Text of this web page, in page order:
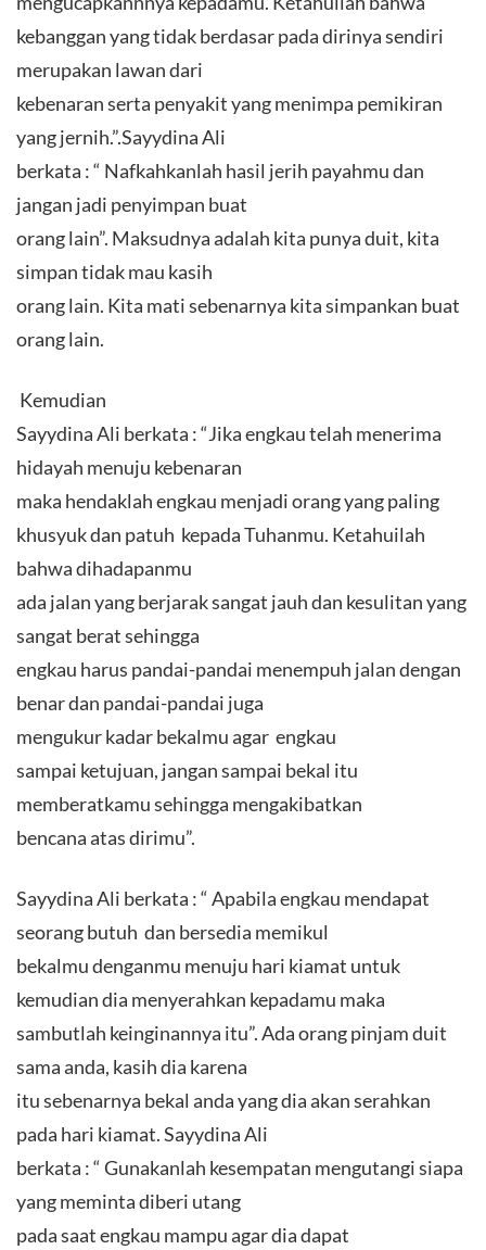
kebanggan yang tidak berdasar pada dirinya sendiri
merupakan lawan dari
kebenaran serta penyakit yang menimpa pemikiran
yang jernih.”.Sayydina Ali
berkata : “ Nafkahkanlah hasil jerih payahmu dan
jangan jadi penyimpan buat
orang lain”. Maksudnya adalah kita punya duit, kita
simpan tidak mau kasih
orang lain. Kita mati sebenarnya kita simpankan buat
orang lain.
Kemudian
Sayydina Ali berkata : “Jika engkau telah menerima
hidayah menuju kebenaran
maka hendaklah engkau menjadi orang yang paling
khusyuk dan patuh kepada Tuhanmu. Ketahuilah
bahwa dihadapanmu
ada jalan yang berjarak sangat jauh dan kesulitan yang
sangat berat sehingga
engkau harus pandai-pandai menempuh jalan dengan
benar dan pandai-pandai juga
mengukur kadar bekalmu agar engkau
sampai ketujuan, jangan sampai bekal itu
memberatkamu sehingga mengakibatkan
bencana atas dirimu”.
Sayydina Ali berkata : “ Apabila engkau mendapat
seorang butuh dan bersedia memikul
bekalmu denganmu menuju hari kiamat untuk
kemudian dia menyerahkan kepadamu maka
sambutlah keinginannya itu”. Ada orang pinjam duit
sama anda, kasih dia karena
itu sebenarnya bekal anda yang dia akan serahkan
pada hari kiamat. Sayydina Ali
berkata : “ Gunakanlah kesempatan mengutangi siapa
yang meminta diberi utang
pada saat engkau mampu agar dia dapat